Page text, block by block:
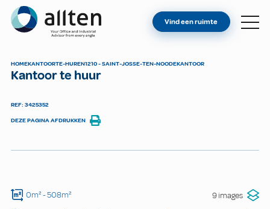
Allten
VIND EEN RUIMTE
Vind een ruimte
HOMEKANTOORTE-HUREN1210 - SAINT-JOSSE-TEN-NOODEKANTOOR
Kantoor te huur
REF: 3425352
DEZE PAGINA AFDRUKKEN
0m²- 508m² 9 images